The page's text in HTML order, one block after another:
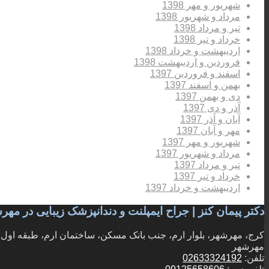
شهریور و مهر 1398
مرداد و شهریور 1398
تیر و مرداد 1398
خرداد و تیر 1398
اردیبهشت و خرداد 1398
فروردین و اردیبهشت 1398
اسفند و فروردین 1397
بهمن و اسفند 1397
دی و بهمن 1397
آذر و دی 1397
آبان و آذر 1397
مهر و آبان 1397
شهریور و مهر 1397
مرداد و شهریور 1397
تیر و مرداد 1397
خرداد و تیر 1397
اردیبهشت و خرداد 1397
دکتر پیمان کنز | جراح ایمپلنت و دندانپزشک زیبایی در
کرج، مهرشهر، بلوار ارم، جنب بانک مسکن، ساختمان ارم، طبقه اول،
مهرشهر
تلفن: 02633324192